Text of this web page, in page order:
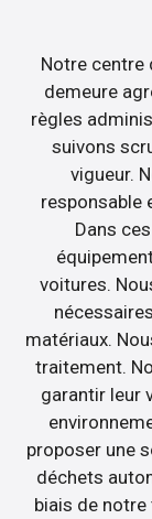
Notre centre
demeure
règles
suivons
vigueur.
responsable
Dans
voitures.
matériaux.
traitement.
garantir leur
proposer une
déchets
biais de